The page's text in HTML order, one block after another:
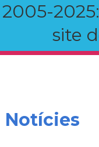
2005-
site
Notícies